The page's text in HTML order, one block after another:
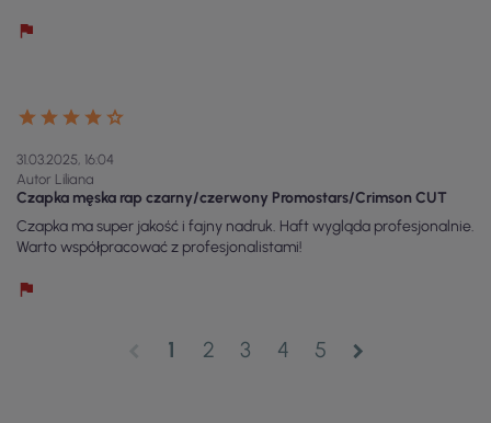
31.03.2025, 16:04
Autor Liliana
Czapka męska rap czarny/czerwony Promostars/Crimson CUT
Czapka ma super jakość i fajny nadruk. Haft wygląda profesjonalnie.
Warto współpracować z profesjonalistami!
1 2 3 4 5 chevron_right